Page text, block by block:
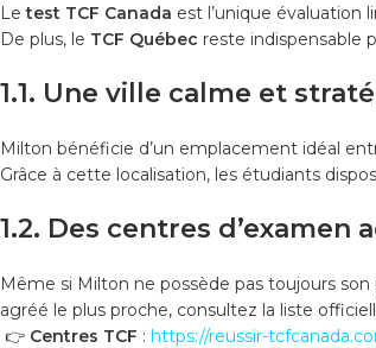
Letest TCF Canada est l’unique évaluation
De plus, le TCF Québec reste indispensable
1.1. Une ville calme et
Milton bénéficie d’un emplacement idéal
Grâce à cette localisation, les étudiants
1.2. Des centres d’examen
Même si Milton ne possède pas toujours
agréé le plus proche, consultez la liste
👉 Centres TCF : https://reussir-